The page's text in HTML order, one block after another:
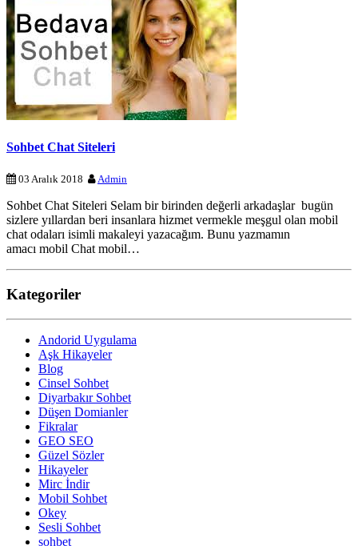
Sohbet Chat Siteleri
03 Aralık 2018 Admin
Sohbet Chat Siteleri Selam bir birinden değerli arkadaşlar bugün
sizlere yıllardan beri insanlara hizmet vermekle meşgul olan mobil
chat odaları isimli makaleyi yazacağım. Bunu yazmamın
amacı mobil Chat mobil…
Kategoriler
Andorid Uygulama
Aşk Hikayeler
Blog
Cinsel Sohbet
Diyarbakır Sohbet
Düşen Domianler
Fikralar
GEO SEO
Güzel Sözler
Hikayeler
Mirc İndir
Mobil Sohbet
Okey
Sesli Sohbet
sohbet